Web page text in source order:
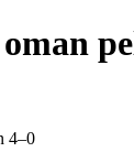
4–0